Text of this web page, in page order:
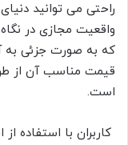
واقعیت مجازی در
که به صورت جزئی به
قیمت مناسب آن از
است.
کاربران با استفاده